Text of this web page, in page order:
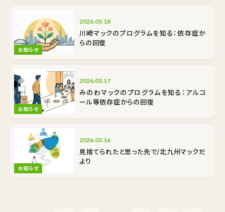
お知らせ
2026.03.18
川崎マックのプログラムを知る：依存症か
らの回復
お知らせ
2026.03.17
みのわマックのプログラムを知る：アルコ
ール等依存症からの回復
お知らせ
2026.03.16
見捨てられたと思った先で/北九州マックだ
より